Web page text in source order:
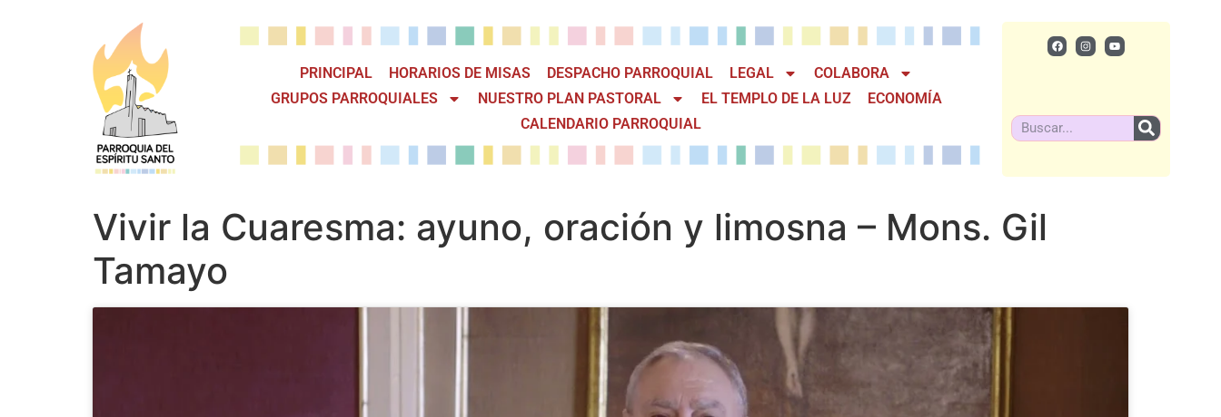
PRINCIPAL HORARIOS DE MISAS DESPACHO PARROQUIAL LEGAL
COLABORA
GRUPOS PARROQUIALES
NUESTRO PLAN PASTORAL EL TEMPLO DE LA LUZ
ECONOMÍA
CALENDARIO PARROQUIAL
Vivir la Cuaresma: ayuno, oración y limosna – Mons. Gil
Tamayo